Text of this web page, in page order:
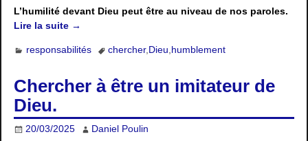
L’humilité devant Dieu peut être au niveau de nos paroles.
Lire la suite →
responsabilités chercher,Dieu,humblement
Chercher à être un imitateur de
Dieu.
20/03/2025 Daniel Poulin